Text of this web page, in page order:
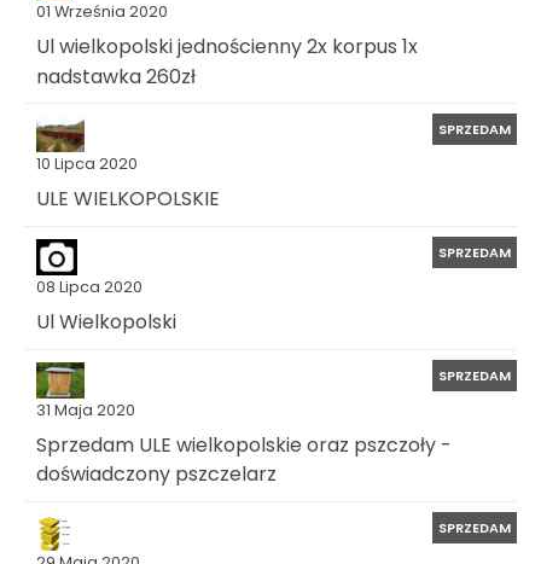
01 Września 2020
Ul wielkopolski jednościenny 2x korpus 1x
nadstawka 260zł
10 Lipca 2020
SPRZEDAM
ULE WIELKOPOLSKIE
08 Lipca 2020
SPRZEDAM
Ul Wielkopolski
31 Maja 2020
SPRZEDAM
Sprzedam ULE wielkopolskie oraz pszczoły -
doświadczony pszczelarz
SPRZEDAM